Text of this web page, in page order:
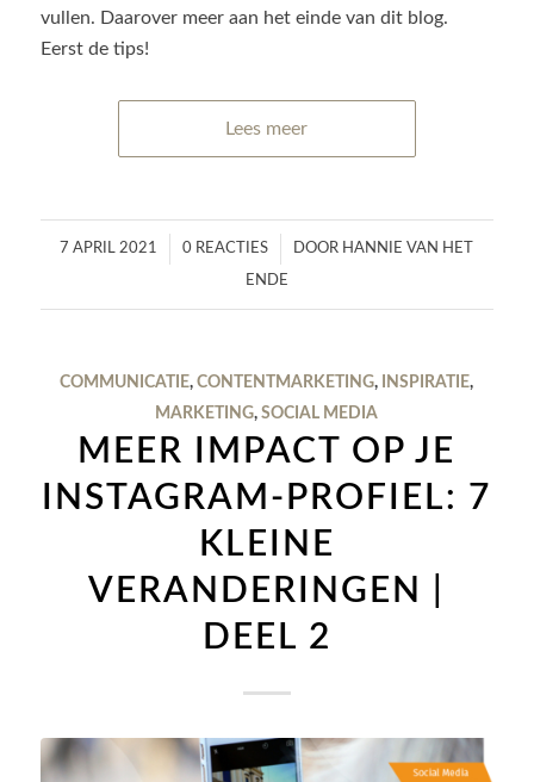
vullen. Daarover meer aan het einde van dit blog.
Eerst de tips!
Lees meer
7 APRIL 2021
/ 0 REACTIES
/ DOOR HANNIE VAN HET
ENDE
COMMUNICATIE,CONTENTMARKETING, INSPIRATIE,
MARKETING,SOCIAL MEDIA
MEER IMPACT OP JE
INSTAGRAM-PROFIEL: 7
KLEINE
VERANDERINGEN |
DEEL 2